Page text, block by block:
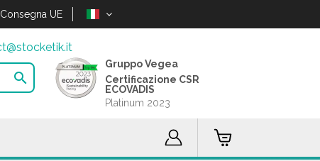
Consegna UE

Gruppo Vegea
Certificazione CSR
ECOVADIS
Platinum 2023